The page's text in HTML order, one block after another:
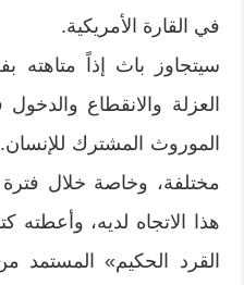
في القارة الأمريكية.
سيتجاوز باث إذاً متاهته
العزلة والانقطاع
الموروث المشترك
مختلفة، وخاصة خلال
هذا الاتجاه لديه،
القرد الحكيم» المستمد